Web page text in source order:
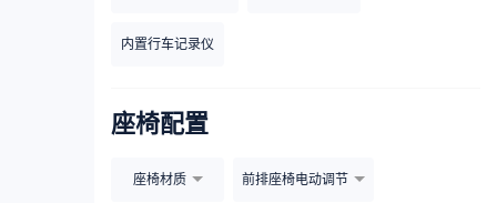
内置行车记录仪
座椅配置
座椅材质 前排座椅电动调节